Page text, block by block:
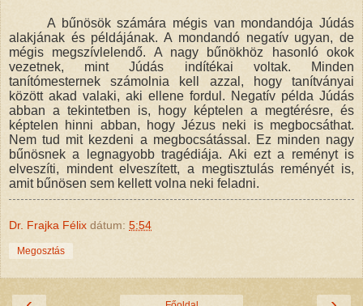
A bűnösök számára mégis van mondandója Júdás
alakjának és példájának. A mondandó negatív ugyan, de
mégis megszívlelendő. A nagy bűnökhöz hasonló okok
vezetnek, mint Júdás indítékai voltak. Minden
tanítómesternek számolnia kell azzal, hogy tanítványai
között akad valaki, aki ellene fordul. Negatív példa Júdás
abban a tekintetben is, hogy képtelen a megtérésre, és
képtelen hinni abban, hogy Jézus neki is megbocsáthat.
Nem tud mit kezdeni a megbocsátással. Ez minden nagy
bűnösnek a legnagyobb tragédiája. Aki ezt a reményt is
elveszíti, mindent elveszített, a megtisztulás reményét is,
amit bűnösen sem kellett volna neki feladni.
Dr. Frajka Félix dátum: 5:54
Megosztás